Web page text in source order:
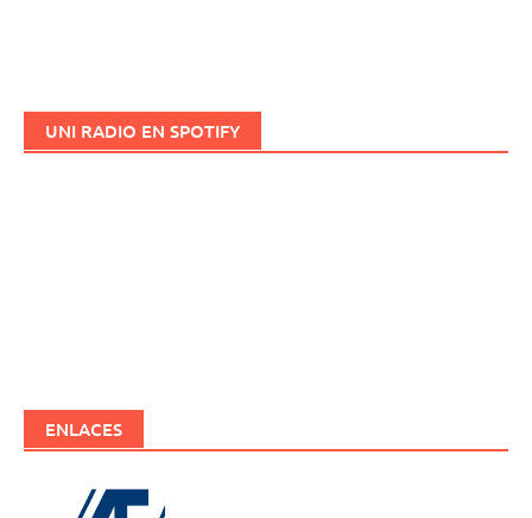
UNI RADIO EN SPOTIFY
ENLACES